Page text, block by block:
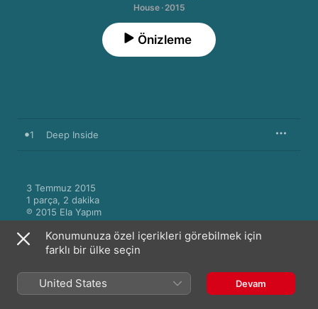
House · 2015
Önizleme
1 Deep Inside
3 Temmuz 2015
1 parça, 2 dakika
℗ 2015 Ela Yapım
Türkiye (Türkçe) English (UK)
Konumunuza özel içerikleri görebilmek için
farklı bir ülke seçin
United States Devam